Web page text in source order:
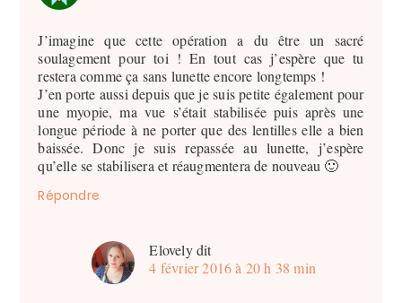
J’imagine que cette opération a du être un sacré
soulagement pour toi ! En tout cas j’espère que tu
restera comme ça sans lunette encore longtemps !
J’en porte aussi depuis que je suis petite également pour
une myopie, ma vue s’était stabilisée puis après une
longue période à ne porter que des lentilles elle a bien
baissée. Donc je suis repassée au lunette, j’espère
qu’elle se stabilisera et réaugmentera de nouveau 🙂
Répondre
Elovely dit
4 février 2016 à 20 h 38 min